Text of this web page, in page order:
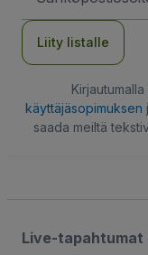
Liity listalle
käyttäjäsopimuksen
saada meiltä
Live-tapahtumat